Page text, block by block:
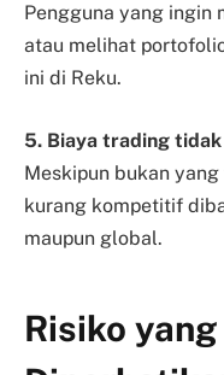
Pengguna yang
atau melihat
ini di Reku.
5. Biaya trading
Meskipun bukan
kurang kompetitif
maupun global.
Risiko